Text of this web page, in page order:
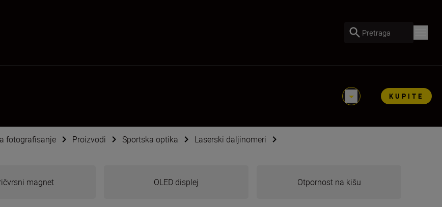
Pretraga
KUPITE
fotografisanje Proizvodi Sportska optika
Laserski daljinomeri
magnet OLED displej Otpornost na kišu